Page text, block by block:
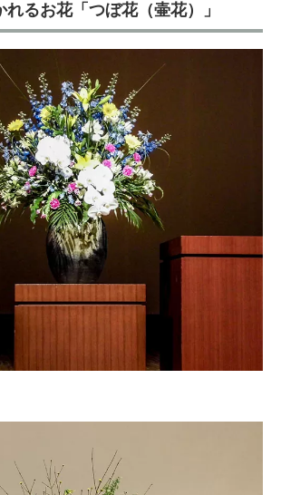
るお花「つぼ花（壷花）」